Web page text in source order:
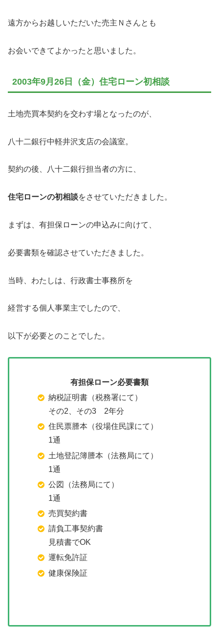
遠方からお越しいただいた売主Ｎさんとも
お会いできてよかったと思いました。
2003年9月26日（金）住宅ローン初相談
土地売買本契約を交わす場となったのが、
八十二銀行中軽井沢支店の会議室。
契約の後、八十二銀行担当者の方に、
住宅ローンの初相談をさせていただきました。
まずは、有担保ローンの申込みに向けて、
必要書類を確認させていただきました。
当時、わたしは、行政書士事務所を
経営する個人事業主でしたので、
以下が必要とのことでした。
有担保ローン必要書類
納税証明書（税務署にて）
その2、その3 2年分
住民票謄本（役場住民課にて）
1通
土地登記簿謄本（法務局にて）
1通
公図（法務局にて）
1通
売買契約書
請負工事契約書
見積書でOK
運転免許証
健康保険証